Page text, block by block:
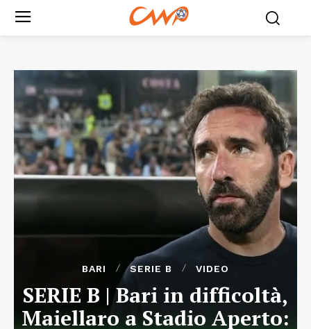
BARI SERIE B VIDEO
SERIE B | Bari in difficoltà,
Maiellaro a Stadio Aperto: